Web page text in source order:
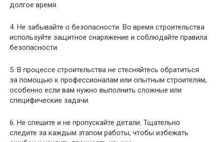
долгое время.
4. Не забывайте о безопасности. Во время строительства
используйте защитное снаряжение и соблюдайте правила
безопасности.
5. В процессе строительства не стесняйтесь обратиться
за помощью к профессионалам или опытным строителям,
особенно если вам нужно выполнить сложные или
специфические задачи.
6. Не спешите и не пропускайте детали. Тщательно
следите за каждым этапом работы, чтобы избежать